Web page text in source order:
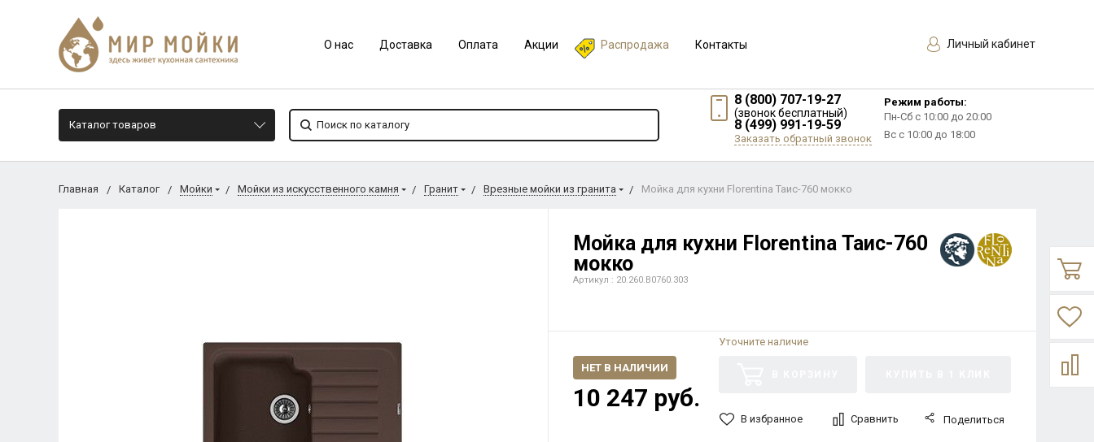
О нас Доставка Оплата Акции Распродажа Контакты Личный кабинет
Каталог товаров
8 (800) 707-19-27
(звонок бесплатный)
8 (499) 991-19-59
Заказать обратный звонок
Режим работы:
Пн-Сб с 10:00 до 20:00
Вс с 10:00 до 18:00
Главная Каталог Мойки Мойки из искусственного камня Гранит Врезные мойки из гранита Мойка для кухни Florentina Таис-760 мокко
Мойка для кухни Florentina Таис-760
мокко
Артикул : 20.260.B0760.303
Уточните наличие
НЕТ В НАЛИЧИИ
10 247 руб.
В избранное Сравнить Поделиться